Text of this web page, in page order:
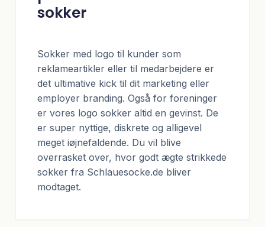
sokker
Sokker med logo til kunder som
reklameartikler eller til medarbejdere er
det ultimative kick til dit marketing eller
employer branding. Også for foreninger
er vores logo sokker altid en gevinst. De
er super nyttige, diskrete og alligevel
meget iøjnefaldende. Du vil blive
overrasket over, hvor godt ægte strikkede
sokker fra Schlauesocke.de bliver
modtaget.